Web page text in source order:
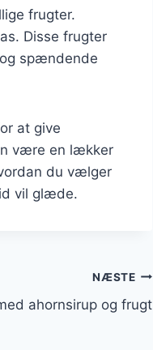
frugter.
Disse frugter
spændende
at give
være en lækker
du vælger
vil glæde.
NÆSTE
ahornsirup og frugt